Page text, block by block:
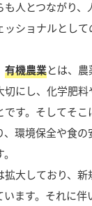
も人とつながり、
ショナルとして
有機農業とは、
切にし、化学肥
です。そしてそこ
、環境保全や食
大しており、新
ます。それに伴